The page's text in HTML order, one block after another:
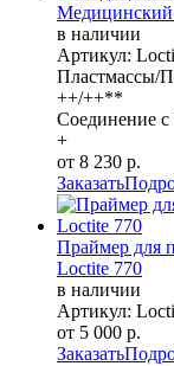
Медицинский
в наличии
Артикул:
Пластмассы/
++/++**
Соединение
+
от 8 230 р.
Заказать
Праймер для
Loctite 770
в наличии
Артикул:
от 5 000 р.
Заказать